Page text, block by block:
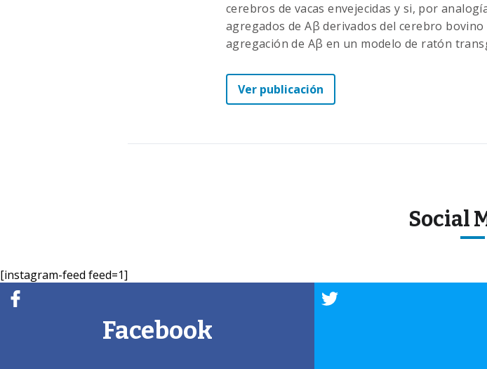
cerebros de vacas envejecidas y si, por
agregados de Aβ derivados del cerebro
agregación de Aβ en un modelo de ratón
Ver publicación
Social
[instagram-feed feed=1]
Facebook